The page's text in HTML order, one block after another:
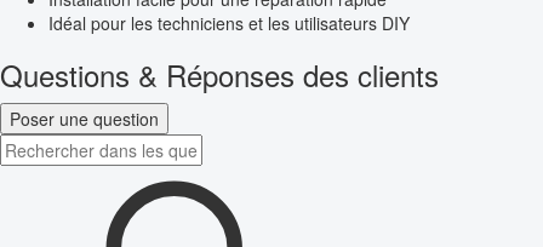
Idéal pour les techniciens et les utilisateurs DIY
Questions & Réponses des clients
Poser une question